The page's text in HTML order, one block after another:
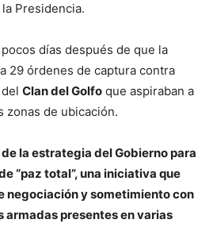
Presidencia.
días después de que la
29 órdenes de captura contra
Clan del Golfo que aspiraban a
zonas de ubicación.
la estrategia del Gobierno para
“paz total”, una iniciativa que
negociación y sometimiento con
presentes en varias